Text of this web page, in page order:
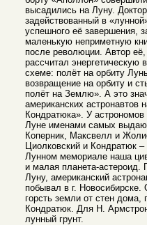
высадились на Луну.
задействованный в
успешного её завершения,
маленькую неприметную
после революции. Автор
рассчитал энергетическую
схеме: полёт на орбиту
возвращение на орбиту и
полёт на Землю». А это
американских астронавтов
Кондратюка». У
Луне именами самых
Коперник, Максвелл и
Циолковский и Кондратюк
Лунном мемориале наша
и малая планета-астероид.
Луну, американский
побывал в г.
горсть земли от стен
Кондратюк. Для Н.
лунный грунт.